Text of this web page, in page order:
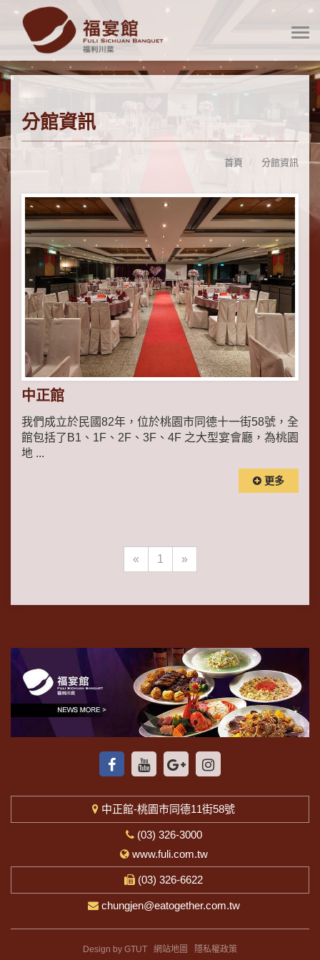
分館資訊
首頁 分館資訊
中正館
我們成立於民國82年，位於桃園市同德十一街58號，全
館包括了B1、1F、2F、3F、4F 之大型宴會廳，為桃園
地 ...
更多
« 1 »
中正館-桃園市同德11街58號
(03) 326-3000
www.fuli.com.tw
(03) 326-6622
chungjen@eatogether.com.tw
Design by GTUT 網站地圖 隱私權政策